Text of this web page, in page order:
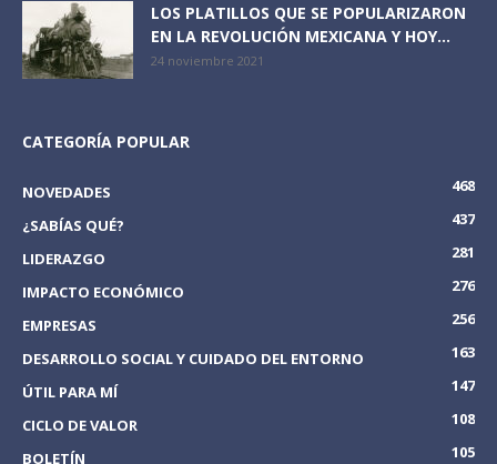
LOS PLATILLOS QUE SE POPULARIZARON
EN LA REVOLUCIÓN MEXICANA Y HOY...
24 noviembre 2021
CATEGORÍA POPULAR
NOVEDADES
468
¿SABÍAS QUÉ?
437
LIDERAZGO
281
IMPACTO ECONÓMICO
276
EMPRESAS
256
DESARROLLO SOCIAL Y CUIDADO DEL ENTORNO
163
ÚTIL PARA MÍ
147
CICLO DE VALOR
108
BOLETÍN
105